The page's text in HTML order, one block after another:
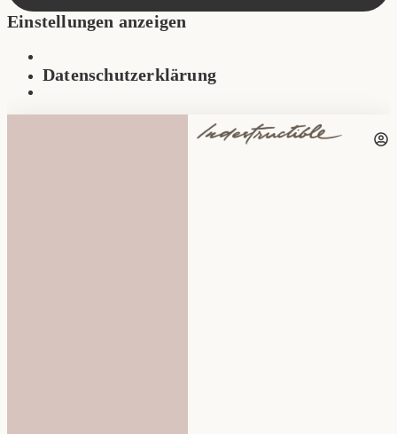
Einstellungen anzeigen
Datenschutzerklärung